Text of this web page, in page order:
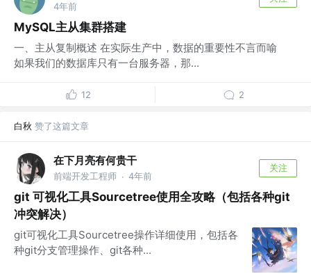
4年前
MySQL主从集群搭建
一、主从复制概述 在实际生产中，数据的重要性不言而喻
如果我们的数据库只有一台服务器，那...
12 2
白秋 赞了这篇文章
在下月亮有何贵干
前端开发工程师 · 4年前
关注
git 可视化工具Sourcetree使用全攻略（包括各种git
冲突解决）
git可视化工具Sourcetree操作详细使用，包括各
种git分支管理操作、git各种...